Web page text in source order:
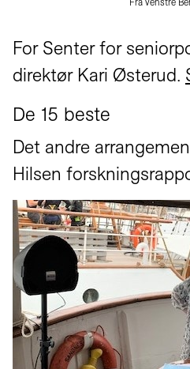
For Senter for
direktør Kari Østerud.
De 15 beste
Det andre
Hilsen